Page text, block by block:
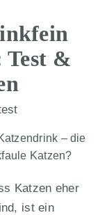
&
– die
Katzen?
Katzen eher
ist ein